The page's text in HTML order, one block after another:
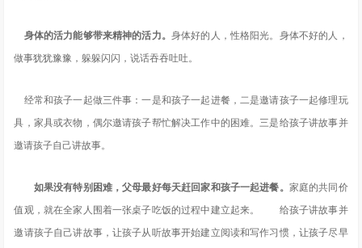
身体的活力能够带来精神的活力。 身体好的人，性格阳光。身体不好的人，
做事犹犹豫豫，躲躲闪闪，说话吞吞吐吐。
经常和孩子一起做三件事：一是和孩子一起进餐，二是邀请孩子一起修理玩
具，家具或衣物，偶尔邀请孩子帮忙解决工作中的困难。三是给孩子讲故事并
邀请孩子自己讲故事。
如果没有特别困难，父母最好每天赶回家和孩子一起进餐。 家庭的共同价
值观，就在全家人围着一张桌子吃饭的过程中建立起来。 给孩子讲故事并
邀请孩子自己讲故事，让孩子从听故事开始建立阅读和写作习惯，让孩子尽早